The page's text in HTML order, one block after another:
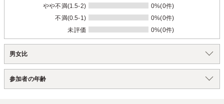
やや不満(1.5-2)
0%(0件)
不満(0.5-1)
0%(0件)
未評価
0%(0件)
男女比
参加者の年齢